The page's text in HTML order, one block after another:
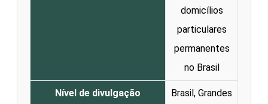
domicílios
particulares
permanentes
no Brasil
Nível de divulgação
Brasil, Grandes